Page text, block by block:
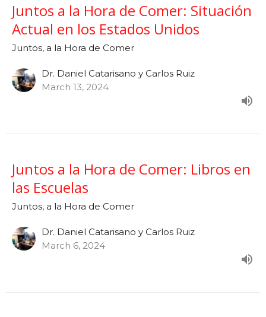
Juntos a la Hora de Comer: Situación
Actual en los Estados Unidos
Juntos, a la Hora de Comer
Dr. Daniel Catarisano y Carlos Ruiz
March 13, 2024
Juntos a la Hora de Comer: Libros en
las Escuelas
Juntos, a la Hora de Comer
Dr. Daniel Catarisano y Carlos Ruiz
March 6, 2024